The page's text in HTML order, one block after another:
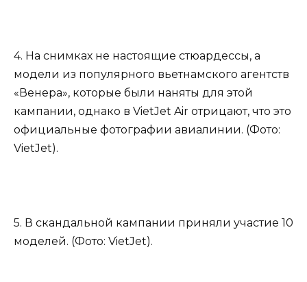
4. На снимках не настоящие стюардессы, а
модели из популярного вьетнамского агентств
«Венера», которые были наняты для этой
кампании, однако в VietJet Air отрицают, что это
официальные фотографии авиалинии. (Фото:
VietJet).
5. В скандальной кампании приняли участие 10
моделей. (Фото: VietJet).